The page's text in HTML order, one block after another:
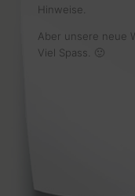
Hinweise.
Aber unsere neue
Viel Spass. 🙂